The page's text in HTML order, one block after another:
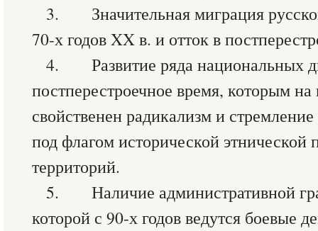
3. Значительная миграция
70-х годов XX в. и отток в
4. Развитие ряда национальных
постперестроечное время, которым
свойственен радикализм и
под флагом исторической этнической
территорий.
5. Наличие административной
которой с 90-х годов ведутся боевые